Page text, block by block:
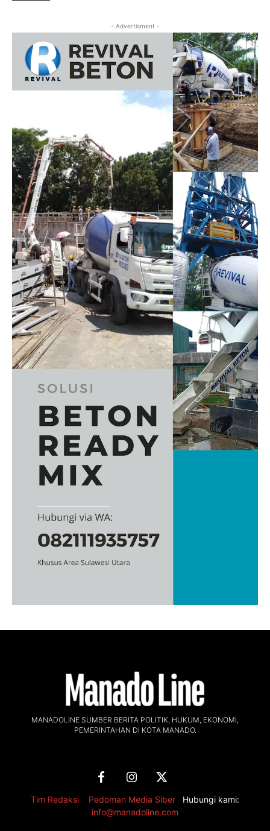
- Advertisment -
MANADOLINE SUMBER BERITA POLITIK, HUKUM, EKONOMI,
PEMERINTAHAN DI KOTA MANADO.
Tim Redaksi Pedoman Media Siber
Hubungi kami:
info@manadoline.com